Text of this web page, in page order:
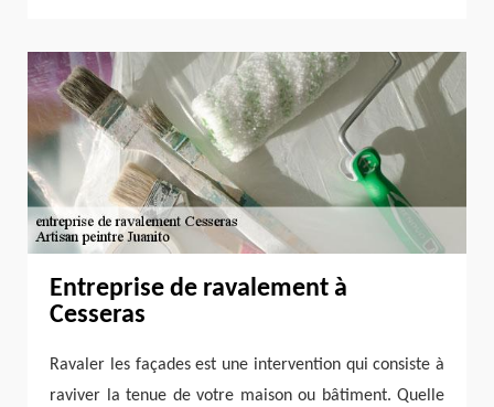
Entreprise de ravalement à
Cesseras
Ravaler les façades est une intervention qui consiste à
raviver la tenue de votre maison ou bâtiment. Quelle